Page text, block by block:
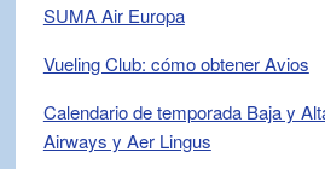
SUMA Air Europa
Vueling Club: cómo obtener Avios
Calendario de temporada Baja y
Airways y Aer Lingus